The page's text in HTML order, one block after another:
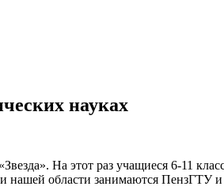
науках
На этот раз учащиеся 6-11
области занимаются ПензГТУ